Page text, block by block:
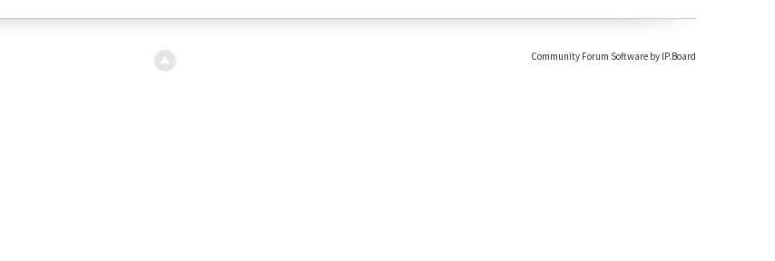
Community Forum Software by IP.Board